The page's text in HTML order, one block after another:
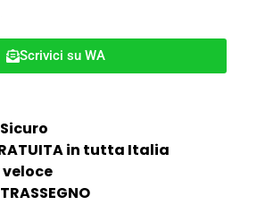
Scrivici su WA
in tutta Italia
veloce